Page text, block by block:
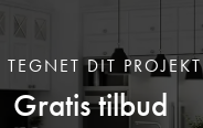
Gratis tilbud
TEGNET DIT PROJEKT